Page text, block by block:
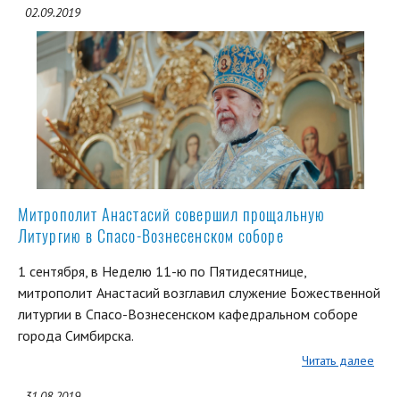
02.09.2019
Митрополит Анастасий совершил прощальную
Литургию в Спасо-Вознесенском соборе
1 сентября, в Неделю 11-ю по Пятидесятнице,
митрополит Анастасий возглавил служение Божественной
литургии в Спасо-Вознесенском кафедральном соборе
города Симбирска.
Читать далее